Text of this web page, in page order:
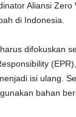
Aliansi
di Indonesia.
difokuskan
isi ulang.
bahan